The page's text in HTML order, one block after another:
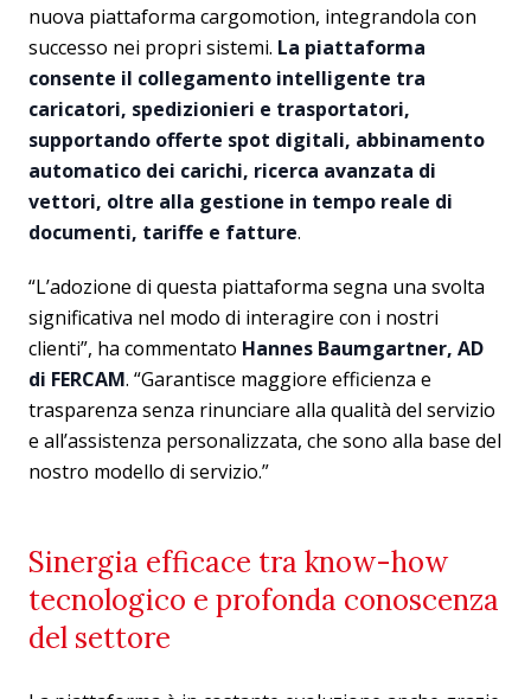
nuova piattaforma cargomotion, integrandola con
successo nei propri sistemi. La piattaforma
consente il collegamento intelligente tra
caricatori, spedizionieri e trasportatori,
supportando offerte spot digitali, abbinamento
automatico dei carichi, ricerca avanzata di
vettori, oltre alla gestione in tempo reale di
documenti, tariffe e fatture.
“L’adozione di questa piattaforma segna una svolta
significativa nel modo di interagire con i nostri
clienti”, ha commentato Hannes Baumgartner, AD
di FERCAM. “Garantisce maggiore efficienza e
trasparenza senza rinunciare alla qualità del servizio
e all’assistenza personalizzata, che sono alla base del
nostro modello di servizio.”
Sinergia efficace tra know-how
tecnologico e profonda conoscenza
del settore